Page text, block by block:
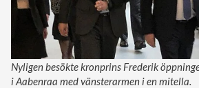
Nyligen besökte kronprins Frederik
i Aabenraa med vänsterarmen i en mitella.